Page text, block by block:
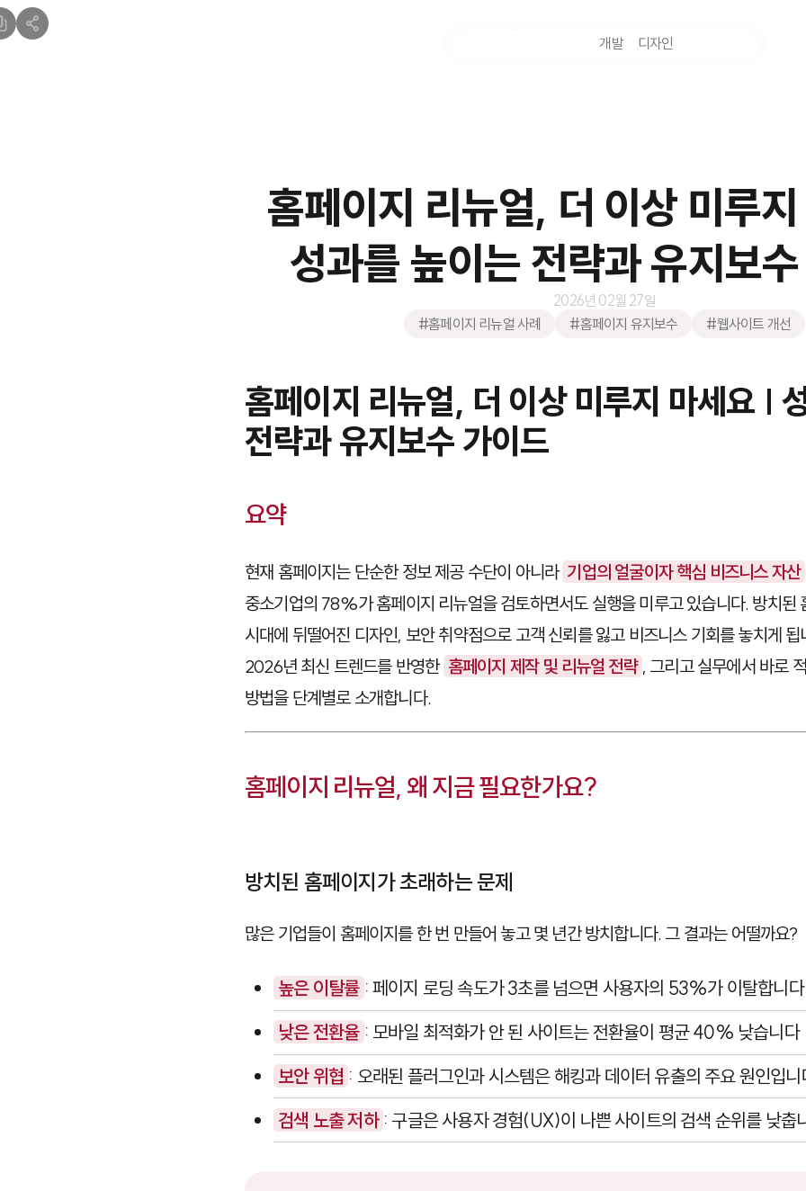
개발 디자인
홈페이지 리뉴얼, 더 이상 미루
성과를 높이는 전략과 유지보
2026년 02월 27일
#홈페이지 리뉴얼 사례
#홈페이지 유지보수 #웹사이트 개선
홈페이지 리뉴얼, 더 이상 미루지 마세요 |
전략과 유지보수 가이드
요약
현재 홈페이지는 단순한 정보 제공 수단이 아니라 기업의 얼굴이자 핵심 비즈니스 자산
중소기업의 78%가 홈페이지 리뉴얼을 검토하면서도 실행을 미루고 있습니다. 방치된
시대에 뒤떨어진 디자인, 보안 취약점으로 고객 신뢰를 잃고 비즈니스 기회를 놓치게
2026년 최신 트렌드를 반영한 홈페이지 제작 및 리뉴얼 전략 , 그리고 실무에서 바로
방법을 단계별로 소개합니다.
홈페이지 리뉴얼, 왜 지금 필요한가요?
방치된 홈페이지가 초래하는 문제
많은 기업들이 홈페이지를 한 번 만들어 놓고 몇 년간 방치합니다. 그 결과는 어떨까요?
높은 이탈률 : 페이지 로딩 속도가 3초를 넘으면 사용자의 53%가 이탈합니다
낮은 전환율 : 모바일 최적화가 안 된 사이트는 전환율이 평균 40% 낮습니다
보안 위협 : 오래된 플러그인과 시스템은 해킹과 데이터 유출의 주요 원인입니
검색 노출 저하 : 구글은 사용자 경험(UX)이 나쁜 사이트의 검색 순위를 낮춥